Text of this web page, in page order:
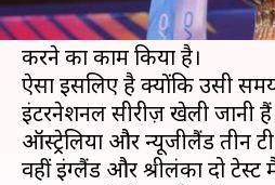
हालांकि, इस संभावित तारीख
करने का काम किया है।
ऐसा इसलिए है क्योंकि उसी समय
इंटरनेशनल सीरीज़ खेली जानी
ऑस्ट्रेलिया और न्यूजीलैंड तीन
वहीं इंग्लैंड और श्रीलंका दो